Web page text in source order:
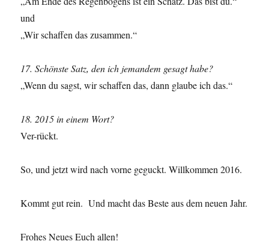
und
„Wir schaffen das zusammen.“
17. Schönste Satz, den ich jemandem gesagt habe?
„Wenn du sagst, wir schaffen das, dann glaube ich das.“
18. 2015 in einem Wort?
Ver-rückt.
So, und jetzt wird nach vorne geguckt. Willkommen 2016.
Kommt gut rein. Und macht das Beste aus dem neuen Jahr.
Frohes Neues Euch allen!